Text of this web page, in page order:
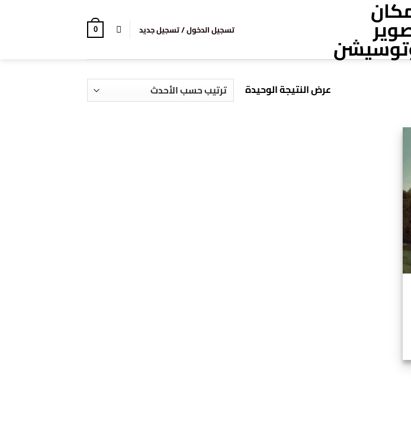
تسجيل الدخول / تسجيل جديد 0
عرض النتيجة الوحيدة